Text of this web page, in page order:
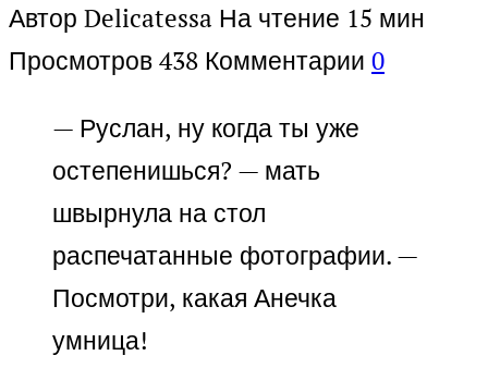
Автор Delicatessa На чтение 15 мин
Просмотров438 Комментарии 0
— Руслан, ну когда ты уже
остепенишься? — мать
швырнула на стол
распечатанные фотографии. —
Посмотри, какая Анечка
умница!